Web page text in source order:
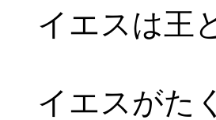
イエスは王
イエスがた